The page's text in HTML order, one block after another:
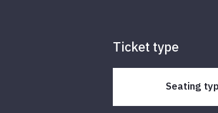
Ticket type
Seating